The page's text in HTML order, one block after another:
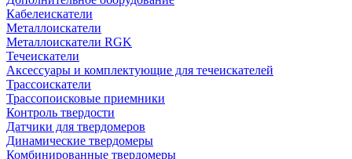
Кабелеискатели
Металлоискатели
Металлоискатели RGK
Течеискатели
Аксессуары и комплектующие для течеискателей
Трассоискатели
Трассопоисковые приемники
Контроль твердости
Датчики для твердомеров
Динамические твердомеры
Комбинированные твердомеры